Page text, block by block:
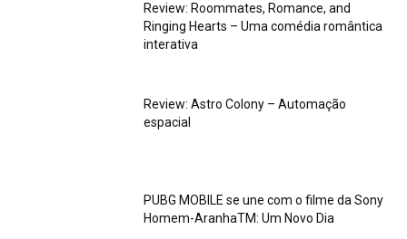
Review: Roommates, Romance, and
Ringing Hearts – Uma comédia romântica
interativa
Review: Astro Colony – Automação
espacial
PUBG MOBILE se une com o filme da Sony
Homem-AranhaTM: Um Novo Dia